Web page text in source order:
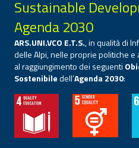
Sustainable
Agenda 2030
ARS.UNI.VCO E.T.S., in qualità di
delle Alpi, nelle proprie politiche
al raggiungimento dei seguenti
Sostenibiledell’Agenda 2030: